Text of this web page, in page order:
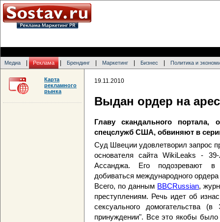
Медиа Реклама Брендинг Маркетинг Бизнес Политика и
19.11.2010
Выдан ордер на
Главу скандального портала,
спецслужб США, обвиняют в
Суд Швеции удовлетворил запрос
основателя сайта WikiLeaks -
Ассанджа. Его подозревают в
добиваться международного
Всего, по данным BBCRussian,
преступлениям. Речь идет об
сексуального домогательства
принуждении". Все это якобы было
Карта
рекламного
рынка